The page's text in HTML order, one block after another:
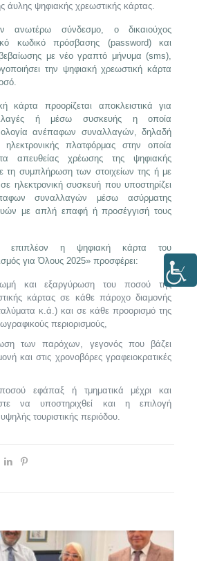
άυλης ψηφιακής χρεωστικής κάρτας.
ανωτέρω σύνδεσμο, ο δικαιούχος
κωδικό πρόσβασης (password) και
με νέο γραπτό μήνυμα (sms),
την ψηφιακή χρεωστική κάρτα
κάρτα προορίζεται αποκλειστικά για
ή μέσω συσκευής η οποία
ανέπαφων συναλλαγών, δηλαδή
πλατφόρμας στην οποία
απευθείας χρέωσης της ψηφιακής
τη συμπλήρωση των στοιχείων της ή με
ηλεκτρονική συσκευή που υποστηρίζει
συναλλαγών μέσω ασύρματης
με απλή επαφή ή προσέγγισή τους
επιπλέον η ψηφιακή κάρτα του
για Όλους 2025» προσφέρει:
και εξαργύρωση του ποσού της
κάρτας σε κάθε πάροχο διαμονής
κ.ά.) και σε κάθε προορισμό της
περιορισμούς,
των παρόχων, γεγονός που βάζει
και στις χρονοβόρες γραφειοκρατικές
εφάπαξ ή τμηματικά μέχρι και
να υποστηριχθεί και η επιλογή
τουριστικής περιόδου.